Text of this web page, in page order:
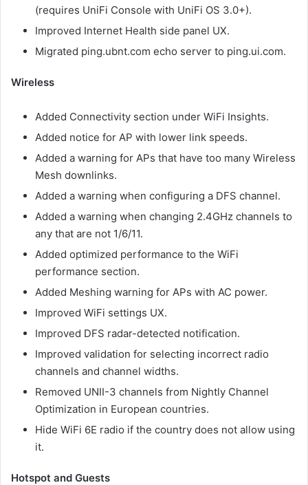
(requires UniFi Console with UniFi OS 3.0+).
Improved Internet Health side panel UX.
Migrated ping.ubnt.com echo server to ping.ui.com.
Wireless
Added Connectivity section under WiFi Insights.
Added notice for AP with lower link speeds.
Added a warning for APs that have too many Wireless
Mesh downlinks.
Added a warning when configuring a DFS channel.
Added a warning when changing 2.4GHz channels to
any that are not 1/6/11.
Added optimized performance to the WiFi
performance section.
Added Meshing warning for APs with AC power.
Improved WiFi settings UX.
Improved DFS radar-detected notification.
Improved validation for selecting incorrect radio
channels and channel widths.
Removed UNII-3 channels from Nightly Channel
Optimization in European countries.
Hide WiFi 6E radio if the country does not allow using
it.
Hotspot and Guests